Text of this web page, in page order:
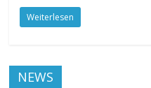
Weiterlesen
NEWS